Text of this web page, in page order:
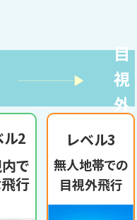
目
視
外
ル2
で
行
レベル3
無人地帯での
目視外飛行